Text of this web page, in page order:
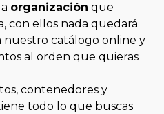
organización que
con ellos nada quedará
nuestro catálogo online y
al orden que quieras
contenedores y
todo lo que buscas